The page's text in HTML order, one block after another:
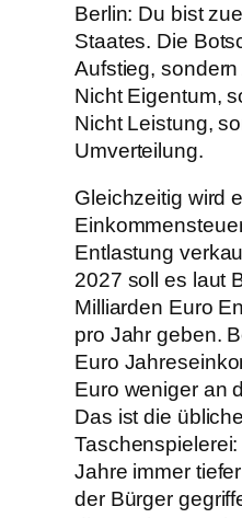
Berlin: Du bist
Staates. Die
Aufstieg,
Nicht Eigentum,
Nicht Leistung,
Umverteilung.
Gleichzeitig wird
Entlastung
2027 soll es laut
Milliarden Euro
pro Jahr geben.
Euro
Euro weniger an
Das ist die
Jahre immer
der Bürger